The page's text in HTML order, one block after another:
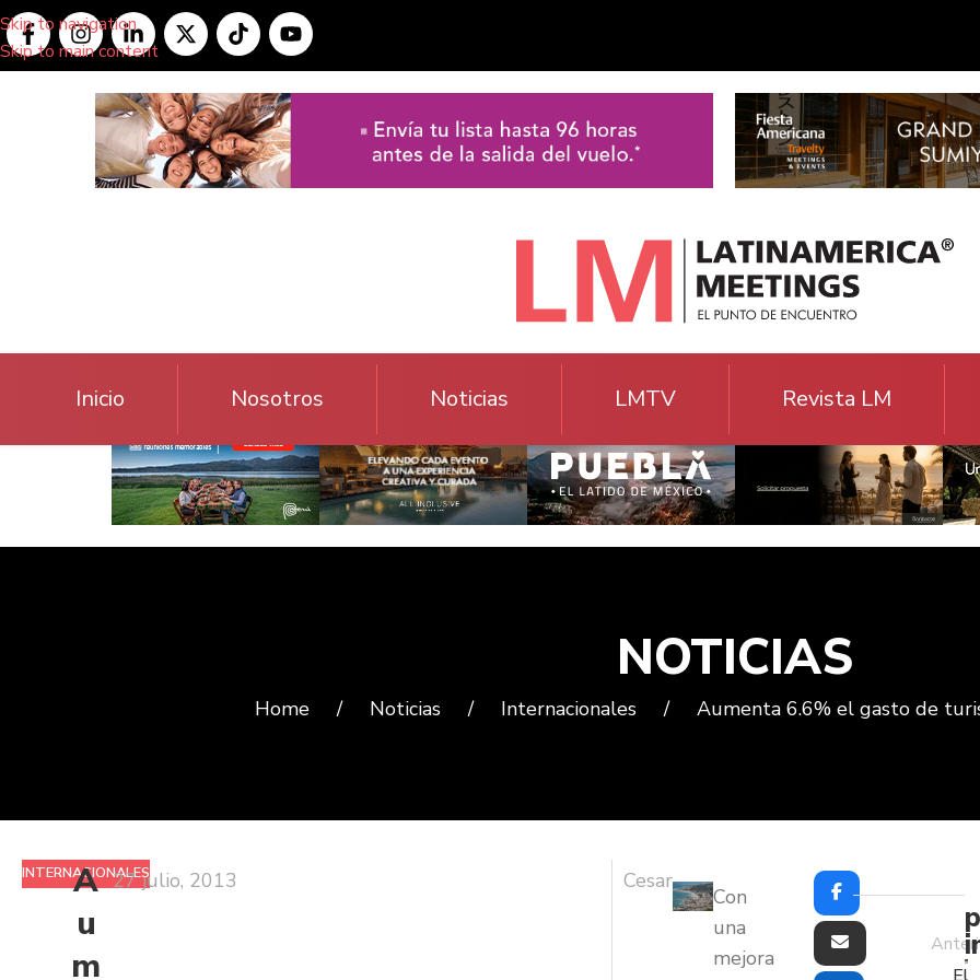
Skip to navigation
Skip to main content
Inicio Nosotros Noticias LMTV Revista LM
NOTICIAS
Home / Noticias / Internacionales / Aumenta 6.6% el gasto de
INTERNACIONALES
A
u
m
27 julio, 2013 Cesar
Con
una
mejora